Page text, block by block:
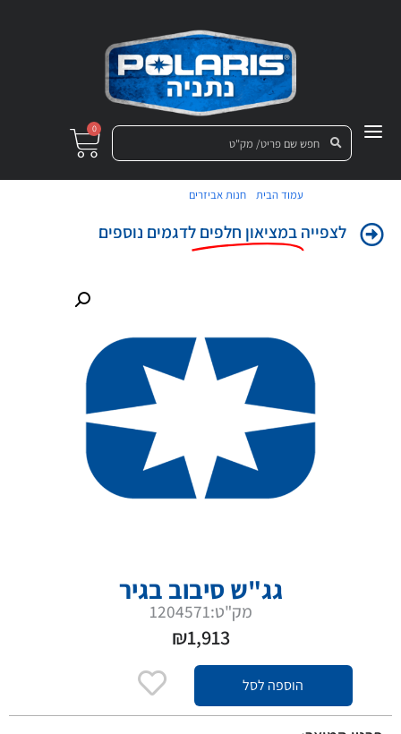
0
עמוד הבית /חנות אביזרים
לצפייהבמציאון חלפים לדגמים נוספים
גג"ש סיבוב בגיר
מק"ט:1204571
₪1,913
הוספה לסל